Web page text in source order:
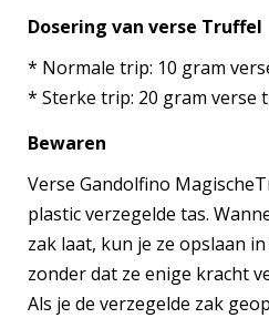
Dosering van verse Truffel
* Normale trip: 10 gram
* Sterke trip: 20 gram verse
Bewaren
Verse Gandolfino
plastic verzegelde tas.
zak laat, kun je ze opslaan
zonder dat ze enige kracht
Als je de verzegelde zak